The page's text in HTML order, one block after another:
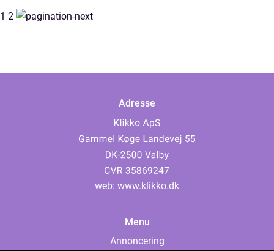
1 2
Adresse
web: www.klikko.dk
Menu
Annoncering